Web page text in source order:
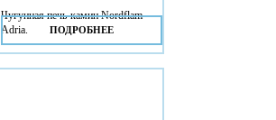
Чугунная печь-камин Nordflam
Adria.
ПОДРОБНЕЕ